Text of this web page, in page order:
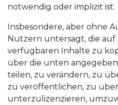
notwendig oder implizit ist.
Insbesondere, aber ohne
Nutzern untersagt, die auf
verfügbaren Inhalte zu
über die unten
teilen, zu verändern, zu
zu veröffentlichen, zu
unterzulizenzieren,